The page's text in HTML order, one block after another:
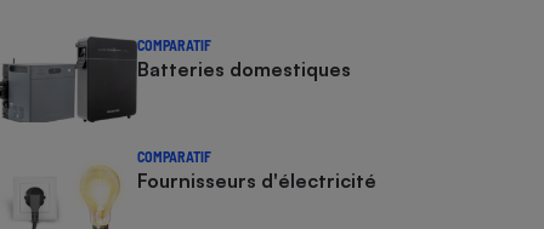
COMPARATIF
Batteries domestiques
COMPARATIF
Fournisseurs d'électricité